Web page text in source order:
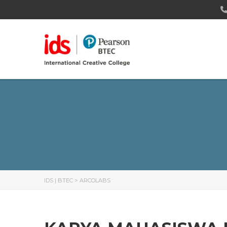
IDS | BTEC > ARCOLABS